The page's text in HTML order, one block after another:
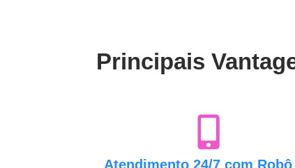
Principais
Atendimento 24/7 com Robô